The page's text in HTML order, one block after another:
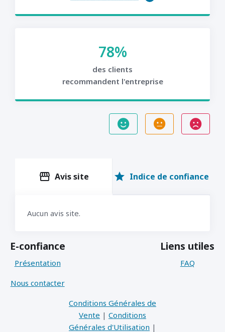
78%
des clients
recommandent l'entreprise
storefront Avis site star Indice de confiance
Aucun avis site.
E-confiance
Présentation
Nous contacter
Liens utiles
FAQ
Conditions Générales de
Vente | Conditions
Générales d'Utilisation |